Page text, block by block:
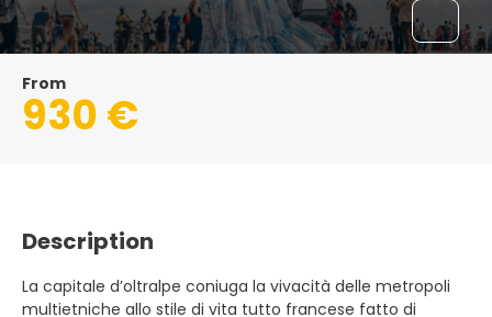
From
930 €
Description
La capitale d’oltralpe coniuga la vivacità delle metropoli
multietniche allo stile di vita tutto francese fatto di